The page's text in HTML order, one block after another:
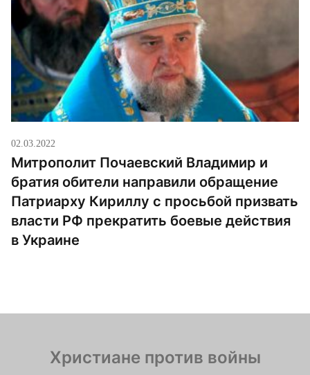
02.03.2022
Митрополит Почаевский Владимир и
братия обители направили обращение
Патриарху Кириллу с просьбой призвать
власти РФ прекратить боевые действия
в Украине
Христиане против войны